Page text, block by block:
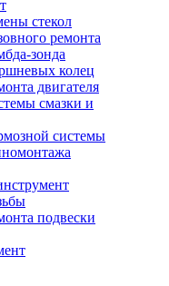
стекол
ремонта
зонда
колец
двигателя
смазки и
системы
подвески